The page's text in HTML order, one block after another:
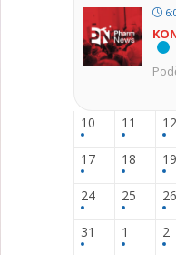
10 11 12
17 18 19
24 25 26
31 1 2